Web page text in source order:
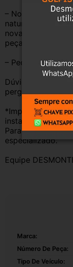
– Nossas peças
natural pelo
novas e sem uso.
peças estão em
– Peças são
Dúvidas sobre
perguntas;
*Importante: Não
instalações
Para evitar
especializado.
Equipe
Marca:
Número De Peça:
Tipo De Veículo: